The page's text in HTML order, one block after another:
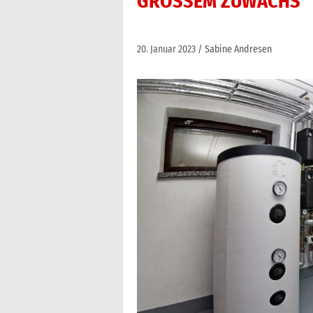
20. Januar 2023 Sabine Andresen